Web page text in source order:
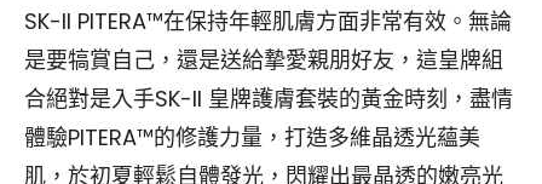
SK-II PITERA™在保持年輕肌膚方面非常有效。無論
是要犒賞自己，還是送給摯愛親朋好友，這皇牌組
合絕對是入手SK-II 皇牌護膚套裝的黃金時刻，盡情
體驗PITERA™的修護力量，打造多維晶透光蘊美
肌，於初夏輕鬆自體發光，閃耀出最晶透的嫩亮光